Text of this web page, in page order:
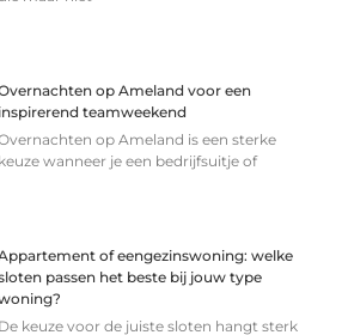
op Ameland voor een
inspirerend teamweekend
op Ameland is een sterke
keuze wanneer je een bedrijfsuitje of
of eengezinswoning: welke
passen het beste bij jouw type
De keuze voor de juiste sloten hangt sterk